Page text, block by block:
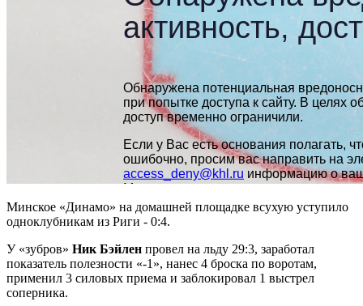
Минское «Динамо» на домашней площадке всухую уступило
одноклубникам из Риги - 0:4.
У «зубров» Ник Бэйлен провел на льду 29:3, заработал
показатель полезности «-1», нанес 4 броска по воротам,
применил 3 силовых приема и заблокировал 1 выстрел
соперника.